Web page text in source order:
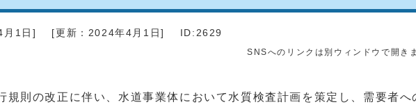
1日 ] [更新： 2024年4月1日] ID:2629
SNSへのリンクは別ウィンドウで開き
則の改正に伴い、水道事業体において水質検査計画を策定し、需要者へ